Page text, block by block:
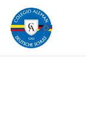
main
content